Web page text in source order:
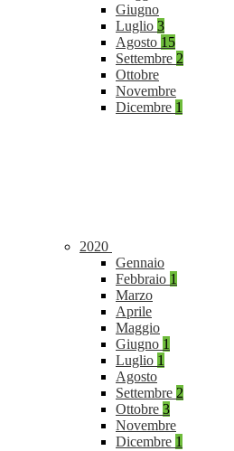
Giugno
Luglio 3
Agosto 15
Settembre 2
Ottobre
Novembre
Dicembre 1
2020
Gennaio
Febbraio 1
Marzo
Aprile
Maggio
Giugno 1
Luglio 1
Agosto
Settembre 2
Ottobre 3
Novembre
Dicembre 1